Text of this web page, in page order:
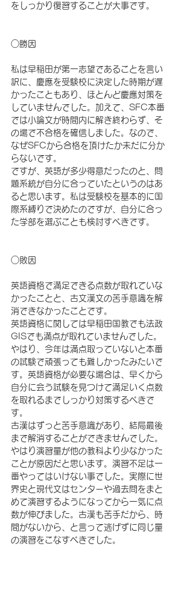
をしっかり復習することが大事です。
○勝因
私は早稲田が第一志望であることを言い
訳に、慶應を受験校に決定した時期が遅
かったこともあり、ほとんど慶應対策を
していませんでした。加えて、SFC本番
では小論文が時間内に解き終わらず、そ
の場で不合格を確信しました。なので、
なぜSFCから合格を頂けたか未だに分か
らないです。
ですが、英語が多少得意だったのと、問
題系統が自分に合っていたというのはあ
ると思います。私は受験校を基本的に国
際系縛りで決めたのですが、自分に合っ
た学部を選ぶことも検討すべきです。
○敗因
英語資格で満足できる点数が取れていな
かったことと、古文漢文の苦手意識を解
消できなかったことです。
英語資格に関しては早稲田国教でも法政
GISでも満点が取れていませんでした。
やはり、今年は満点取っていないと本番
の試験で頑張っても難しかったみたいで
す。英語資格が必要な場合は、早くから
自分に会う試験を見つけて満足いく点数
を取れるまでしっかり対策するべきで
す。
古漢はずっと苦手意識があり、結局最後
まで解消することができませんでした。
やはり演習量が他の教科より少なかった
ことが原因だと思います。演習不足は一
番やってはいけない事でした。実際に世
界史と現代文はセンターや過去問をまと
めて演習するようになってから一気に点
数が伸びました。古漢も苦手だから、時
間がないから、と言って逃げずに同じ量
の演習をこなすべきでした。